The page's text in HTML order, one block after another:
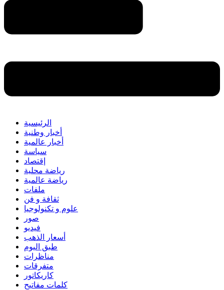
الرئيسية
أخبار وطنية
أخبار عالمية
سياسة
إقتصاد
رياضة محلية
رياضة عالمية
ملفات
ثقافة و فن
علوم و تكنولوجيا
صور
فيديو
أسعار الذهب
طبق اليوم
مناظرات
متفرقات
كاريكاتور
كلمات مفاتيح